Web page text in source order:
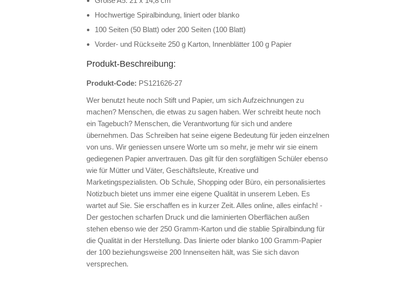
Hochwertige Spiralbindung, liniert oder blanko
100 Seiten (50 Blatt) oder 200 Seiten (100 Blatt)
Vorder- und Rückseite 250 g Karton, Innenblätter 100 g Papier
Produkt-Beschreibung:
Produkt-Code: PS121626-27
Wer benutzt heute noch Stift und Papier, um sich Aufzeichnungen zu
machen? Menschen, die etwas zu sagen haben. Wer schreibt heute noch
ein Tagebuch? Menschen, die Verantwortung für sich und andere
übernehmen. Das Schreiben hat seine eigene Bedeutung für jeden einzelnen
von uns. Wir geniessen unsere Worte um so mehr, je mehr wir sie einem
gediegenen Papier anvertrauen. Das gilt für den sorgfältigen Schüler ebenso
wie für Mütter und Väter, Geschäftsleute, Kreative und
Marketingspezialisten. Ob Schule, Shopping oder Büro, ein personalisiertes
Notizbuch bietet uns immer eine eigene Qualität in unserem Leben. Es
wartet auf Sie. Sie erschaffen es in kurzer Zeit. Alles online, alles einfach! -
Der gestochen scharfen Druck und die laminierten Oberflächen außen
stehen ebenso wie der 250 Gramm-Karton und die stablie Spiralbindung für
die Qualität in der Herstellung. Das linierte oder blanko 100 Gramm-Papier
der 100 beziehungsweise 200 Innenseiten hält, was Sie sich davon
versprechen.